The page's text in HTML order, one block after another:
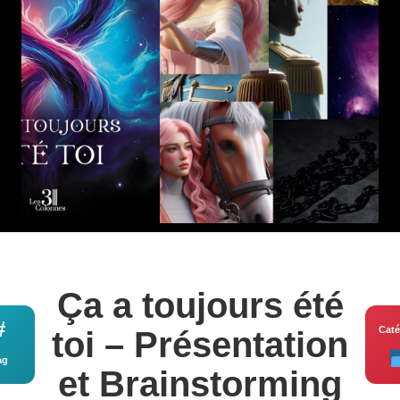
Ça a toujours été
toi – Présentation
et Brainstorming